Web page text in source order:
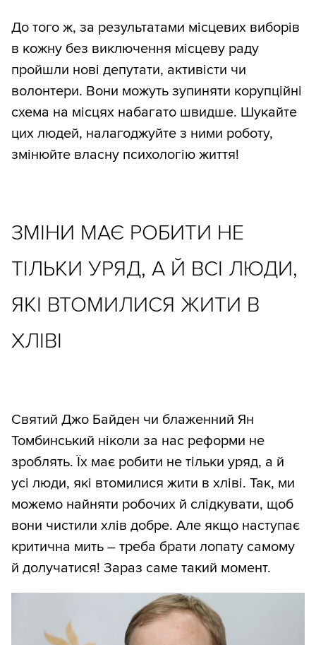
До того ж, за результатами місцевих виборів
в кожну без виключення місцеву раду
пройшли нові депутати, активісти чи
волонтери. Вони можуть зупиняти корупційні
схема на місцях набагато швидше. Шукайте
цих людей, налагоджуйте з ними роботу,
змінюйте власну психологію життя!
ЗМІНИ МАЄ РОБИТИ НЕ
ТІЛЬКИ УРЯД, А Й ВСІ ЛЮДИ,
ЯКІ ВТОМИЛИСЯ ЖИТИ В
ХЛІВІ
Святий Джо Байден чи блаженний Ян
Томбинський ніколи за нас реформи не
зроблять. Їх має робити не тільки уряд, а й
усі люди, які втомилися жити в хліві. Так, ми
можемо найняти робочих й слідкувати, щоб
вони чистили хлів добре. Але якщо наступає
критична мить – треба брати лопату самому
й долучатися! Зараз саме такий момент.